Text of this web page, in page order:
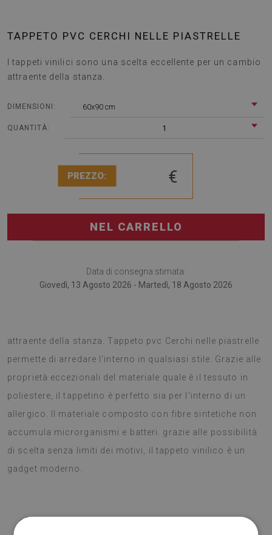
TAPPETO PVC CERCHI NELLE PIASTRELLE
I tappeti vinilici sono una scelta eccellente per un cambio
attraente della stanza.
DIMENSIONI: 60x90 cm
QUANTITÀ: 1
PREZZO: €
NEL CARRELLO
Data di consegna stimata:
Giovedì, 13 Agosto 2026 - Martedì, 18 Agosto 2026
attraente della stanza. Tappeto pvc Cerchi nelle piastrelle
permette di arredare l'interno in qualsiasi stile. Grazie alle
proprietà eccezionali del materiale quale è il tessuto in
poliestere, il tappetino è perfetto sia per l'interno di un
allergico. Il materiale composto con fibre sintetiche non
accumula microrganismi e batteri. grazie alle possibilità
di scelta senza limiti dei motivi, il tappeto vinilico è un
gadget moderno.
♦Materiale: Vinile rivestito in rete PES.